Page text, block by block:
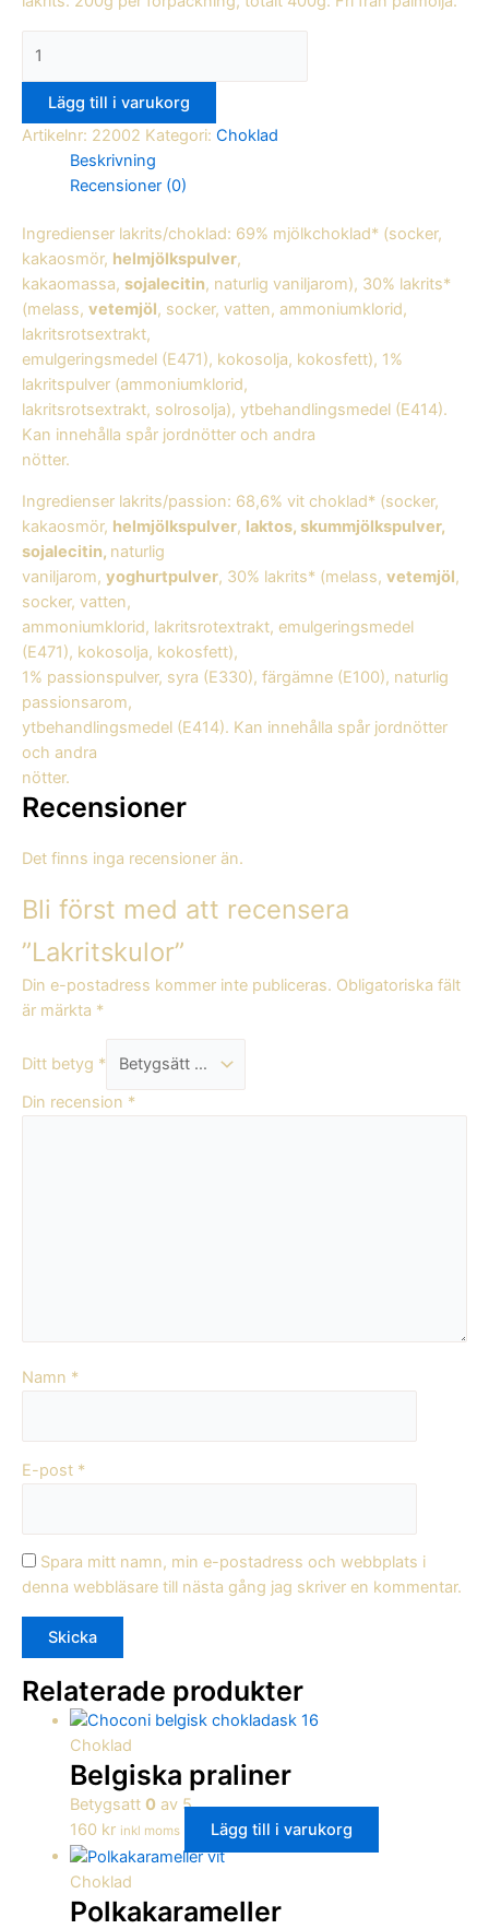
Lägg till i varukorg
Artikelnr: 22002 Kategori: Choklad
Beskrivning
Recensioner (0)
Ingredienser lakrits/choklad: 69% mjölkchoklad* (socker,
kakaosmör, helmjölkspulver,
kakaomassa, sojalecitin, naturlig vaniljarom), 30% lakrits*
(melass, vetemjöl, socker, vatten, ammoniumklorid,
lakritsrotsextrakt,
emulgeringsmedel (E471), kokosolja, kokosfett), 1%
lakritspulver (ammoniumklorid,
lakritsrotsextrakt, solrosolja), ytbehandlingsmedel (E414).
Kan innehålla spår jordnötter och andra
nötter.
Ingredienser lakrits/passion: 68,6% vit choklad* (socker,
kakaosmör, helmjölkspulver, laktos, skummjölkspulver,
sojalecitin, naturlig
vaniljarom, yoghurtpulver, 30% lakrits* (melass, vetemjöl,
socker, vatten,
ammoniumklorid, lakritsrotextrakt, emulgeringsmedel
(E471), kokosolja, kokosfett),
1% passionspulver, syra (E330), färgämne (E100), naturlig
passionsarom,
ytbehandlingsmedel (E414). Kan innehålla spår jordnötter
och andra
nötter.
Recensioner
Det finns inga recensioner än.
Bli först med att recensera
”Lakritskulor”
Din e-postadress kommer inte publiceras. Obligatoriska fält
är märkta *
Ditt betyg *
Din recension *
Namn *
E-post *
Spara mitt namn, min e-postadress och webbplats i
denna webbläsare till nästa gång jag skriver en kommentar.
Relaterade produkter
Choklad
Belgiska praliner
Betygsatt 0av 5
160 kr inkl moms Lägg till i varukorg
Choklad
Polkakarameller